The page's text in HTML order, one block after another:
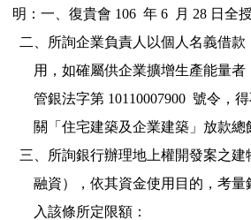
明：一、復貴會 106  年 6  月 28 日全
二、所詢企業負責人以個人名義
用，如確屬供企業擴增生產能量
管銀法字第 10110007900  號令
關「住宅建築及企業建築」放款
三、所詢銀行辦理地上權開發案
融資），依其資金使用目的，考
入該條所定限額：